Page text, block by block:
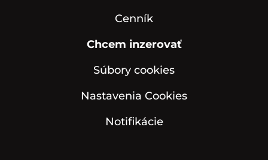
Cenník
Chcem inzerovať
Súbory cookies
Nastavenia Cookies
Notifikácie